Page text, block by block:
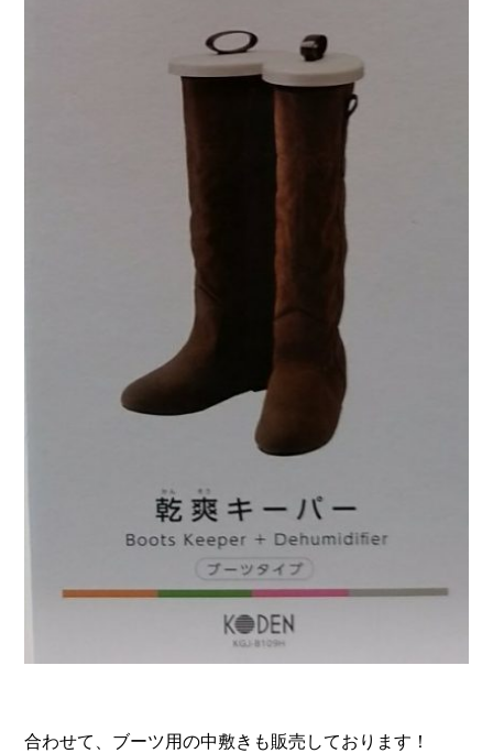
合わせて、ブーツ用の中敷きも販売しております！